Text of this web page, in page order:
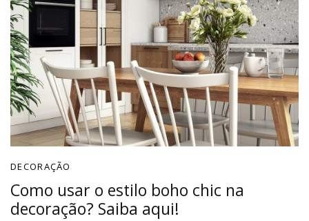
DECORAÇÃO
Como usar o estilo boho chic na
decoração? Saiba aqui!